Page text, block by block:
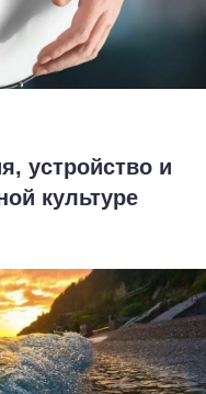
устройство и
культуре